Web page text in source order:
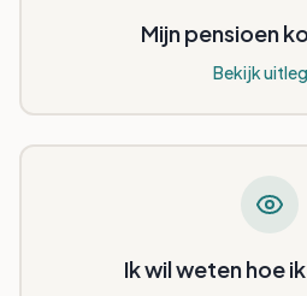
Mijn pensioen
Bekijk uitleg
Ik wil weten hoe